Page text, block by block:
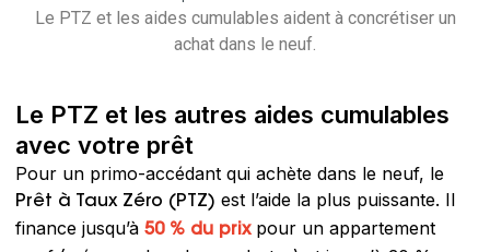
Le PTZ et les aides cumulables aident à concrétiser un
achat dans le neuf.
Le PTZ et les autres aides cumulables
avec votre prêt
Pour un primo-accédant qui achète dans le neuf, le
Prêt à Taux Zéro (PTZ) est l’aide la plus puissante. Il
finance jusqu’à 50 % du prixpour un appartement